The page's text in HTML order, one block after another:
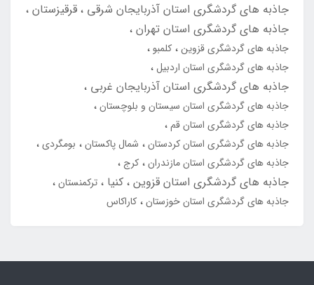
جاذبه های گردشگری استان آذربایجان شرقی قرقیزستان
جاذبه های گردشگری استان تهران
جاذبه های گردشگری قزوین کلمبو
جاذبه های گردشگری استان اردبیل
جاذبه های گردشگری استان آذربایجان غربی
جاذبه های گردشگری استان سیستان و بلوچستان
جاذبه های گردشگری استان قم
جاذبه های گردشگری استان کردستان
شمال پاکستان
بومگردی
جاذبه های گردشگری استان مازندران کرج
جاذبه های گردشگری استان قزوین کنیا
ترکمنستان
جاذبه های گردشگری استان خوزستان کاراکاس